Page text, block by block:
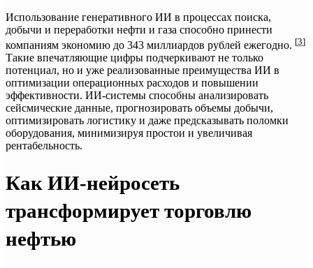
Использование генеративного ИИ в процессах поиска,
добычи и переработки нефти и газа способно принести
компаниям экономию до 343 миллиардов рублей ежегодно. [3]
Такие впечатляющие цифры подчеркивают не только
потенциал, но и уже реализованные преимущества ИИ в
оптимизации операционных расходов и повышении
эффективности. ИИ-системы способны анализировать
сейсмические данные, прогнозировать объемы добычи,
оптимизировать логистику и даже предсказывать поломки
оборудования, минимизируя простои и увеличивая
рентабельность.
Как ИИ-нейросеть
трансформирует торговлю
нефтью